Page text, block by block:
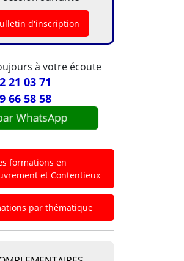
d'inscription
à votre écoute
21 03 71
66 58 58
WhatsApp
formations en
et Contentieux
par thématique